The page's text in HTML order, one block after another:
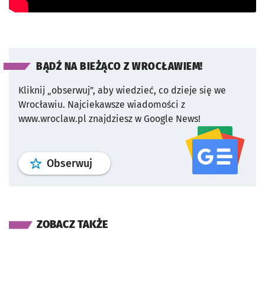
BĄDŹ NA BIEŻĄCO Z WROCŁAWIEM!
Kliknij „obserwuj”, aby wiedzieć, co dzieje się we
Wrocławiu. Najciekawsze wiadomości z
www.wroclaw.pl znajdziesz w Google News!
Obserwuj profil serwisu
ZOBACZ TAKŻE